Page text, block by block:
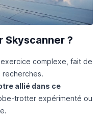
Skyscanner ?
complexe, fait de
recherches.
allié dans ce
trotter expérimenté ou